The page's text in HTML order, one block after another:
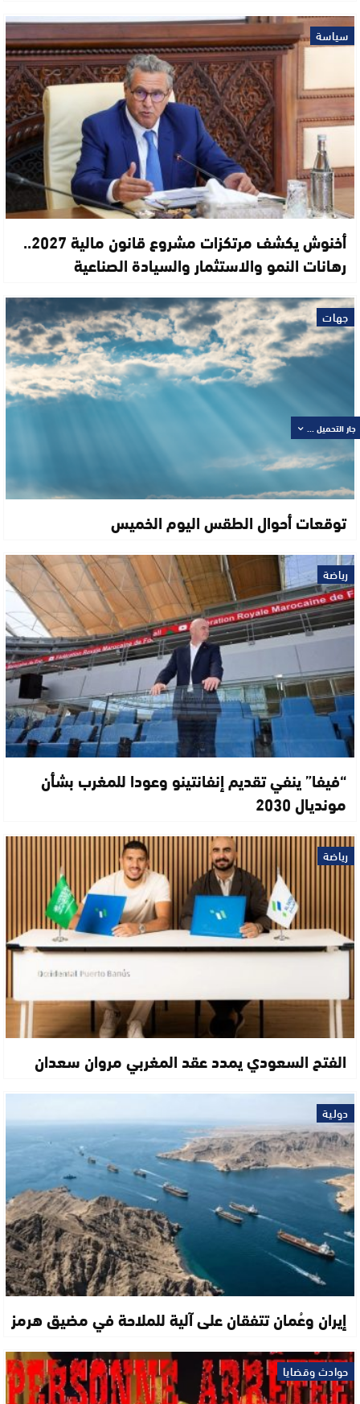
سياسة
أخنوش يكشف مرتكزات مشروع قانون مالية 2027..
رهانات النمو والاستثمار والسيادة الصناعية
جهات
توقعات أحوال الطقس اليوم الخميس
رياضة
“فيفا” ينفي تقديم إنفانتينو وعودا للمغرب بشأن
مونديال 2030
رياضة
الفتح السعودي يمدد عقد المغربي مروان سعدان
دولية
إيران وعُمان تتفقان على آلية للملاحة في مضيق هرمز
حوادث وقضايا
جار التحميل ...